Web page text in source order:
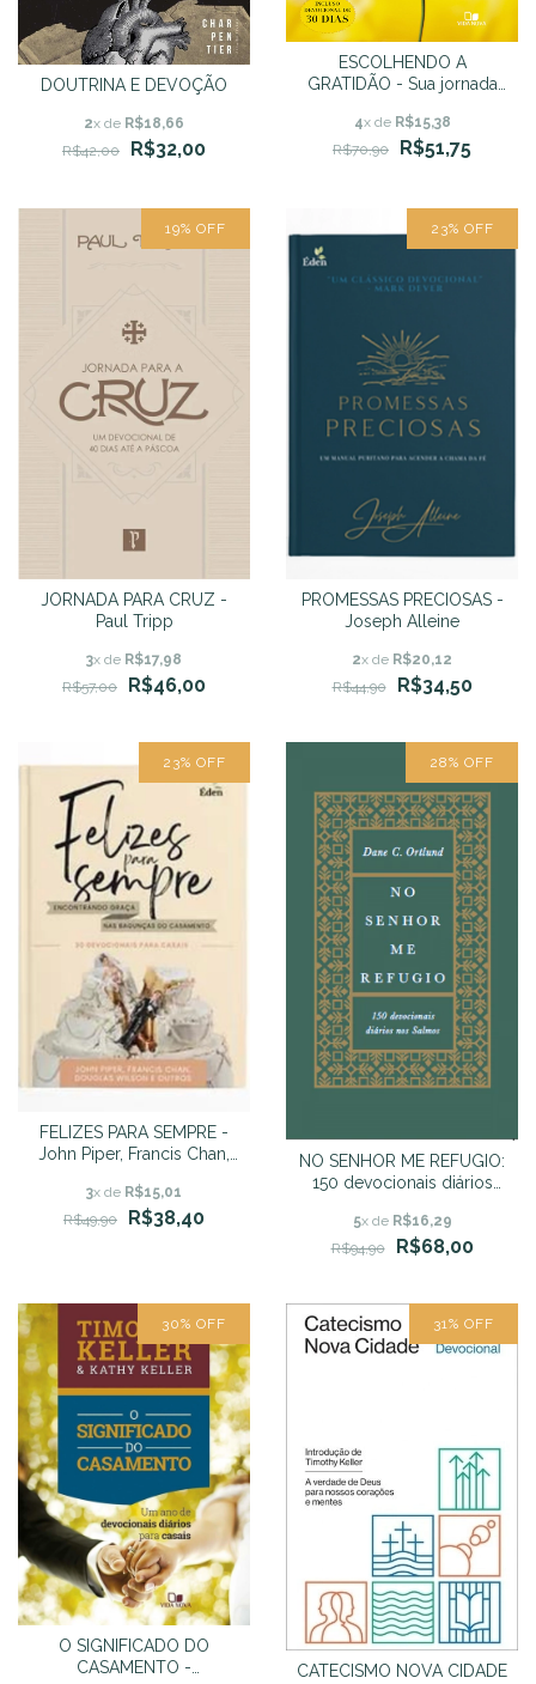
DOUTRINA E DEVOÇÃO
2x de R$18,66
R$42,00
R$32,00
ESCOLHENDO A
GRATIDÃO - Sua jornada
DeMoss Wolgemuth
4x de R$15,38
R$70,90
R$51,75
19% OFF
JORNADA PARA CRUZ -
Paul Tripp
3x de R$17,98
R$57,00
R$46,00
23% OFF
PROMESSAS PRECIOSAS -
Joseph Alleine
2x de R$20,12
R$44,90
R$34,50
23% OFF
FELIZES PARA SEMPRE -
John Piper, Francis Chan,
3x de R$15,01
R$49,90
R$38,40
28% OFF
NO SENHOR ME REFUGIO:
150 devocionais diários
5x de R$16,29
R$94,90
R$68,00
30% OFF
O SIGNIFICADO DO
CASAMENTO -
31% OFF
CATECISMO NOVA CIDADE